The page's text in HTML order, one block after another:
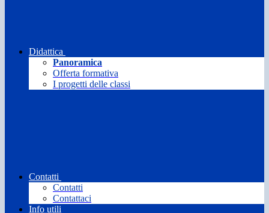
Didattica
Panoramica
Offerta formativa
I progetti delle classi
Contatti
Contatti
Contattaci
Info utili